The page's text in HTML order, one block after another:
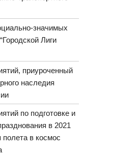
значимых
Лиги
приуроченный
наследия
по подготовке и
в 2021
полета в космос